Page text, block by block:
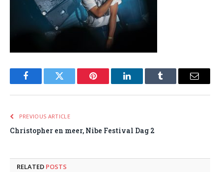
FacebookTwitter Pinterest LinkedInTumblr Email
PREVIOUS ARTICLE
Christopher en meer, Nibe Festival Dag 2
RELATED POSTS